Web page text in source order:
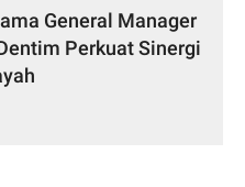
General Manager
Perkuat Sinergi